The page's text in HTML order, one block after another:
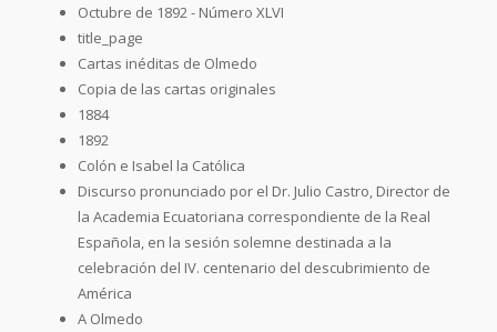
Octubre de 1892 - Número XLVI
title_page
Cartas inéditas de Olmedo
Copia de las cartas originales
1884
1892
Colón e Isabel la Católica
Discurso pronunciado por el Dr. Julio Castro, Director de
la Academia Ecuatoriana correspondiente de la Real
Española, en la sesión solemne destinada a la
celebración del IV. centenario del descubrimiento de
América
A Olmedo